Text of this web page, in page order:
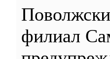
филиал